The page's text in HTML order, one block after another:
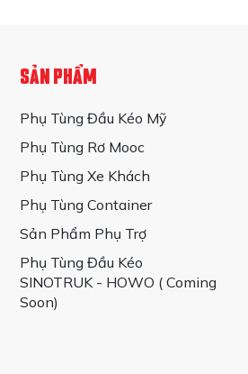
SẢN PHẨM
Phụ Tùng Đầu Kéo Mỹ
Phụ Tùng Rơ Mooc
Phụ Tùng Xe Khách
Phụ Tùng Container
Sản Phẩm Phụ Trợ
Phụ Tùng Đầu Kéo
SINOTRUK - HOWO ( Coming
Soon)